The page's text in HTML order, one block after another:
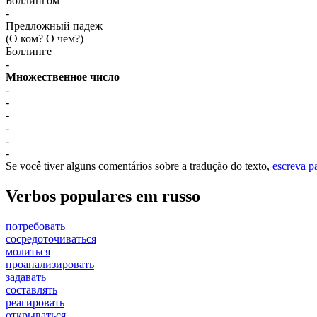
-
Предложный падеж
(О ком? О чем?)
Боллинге
-
Множественное число
-
-
-
-
-
-
Se você tiver alguns comentários sobre a tradução do texto, escreva
Verbos populares em russo
потребовать
сосредоточиваться
молиться
проанализировать
задавать
составлять
реагировать